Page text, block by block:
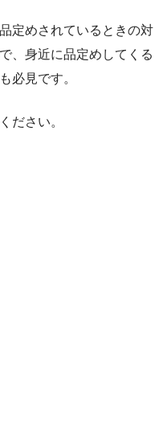
定めされているときの対
、身近に品定めしてくる
必見です。
ださい。